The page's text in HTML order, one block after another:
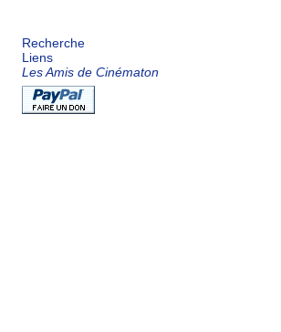
Recherche
Liens
Les Amis de Cinématon